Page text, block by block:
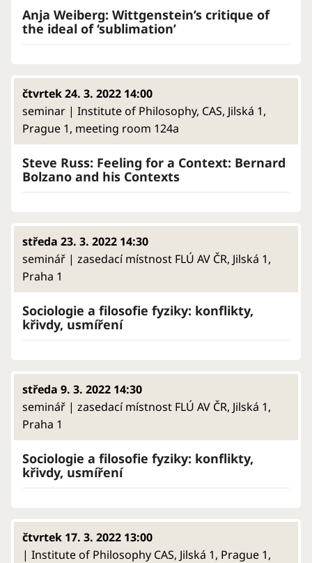
Anja Weiberg: Wittgenstein’s critique of
the ideal of ‘sublimation’
čtvrtek 24. 3. 2022 14:00
seminar | Institute of Philosophy, CAS, Jilská 1,
Prague 1, meeting room 124a
Steve Russ: Feeling for a Context: Bernard
Bolzano and his Contexts
středa 23. 3. 2022 14:30
seminář | zasedací místnost FLÚ AV ČR, Jilská 1,
Praha 1
Sociologie a filosofie fyziky: konflikty,
křivdy, usmíření
středa 9. 3. 2022 14:30
seminář | zasedací místnost FLÚ AV ČR, Jilská 1,
Praha 1
Sociologie a filosofie fyziky: konflikty,
křivdy, usmíření
čtvrtek 17. 3. 2022 13:00
| Institute of Philosophy CAS, Jilská 1, Prague 1,